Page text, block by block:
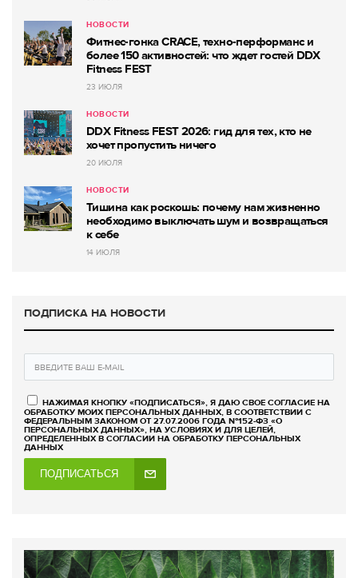
НОВОСТИ
Фитнес-гонка CRACE, техно-перформанс и
более 150 активностей: что ждет гостей DDX
Fitness FEST
23 ИЮЛЯ
НОВОСТИ
DDX Fitness FEST 2026: гид для тех, кто не
хочет пропустить ничего
20 ИЮЛЯ
НОВОСТИ
Тишина как роскошь: почему нам жизненно
необходимо выключать шум и возвращаться
к себе
14 ИЮЛЯ
ПОДПИСКА НА НОВОСТИ
НАЖИМАЯ КНОПКУ «ПОДПИСАТЬСЯ», Я ДАЮ СВОЕ СОГЛАСИЕ НА
ОБРАБОТКУ МОИХ ПЕРСОНАЛЬНЫХ ДАННЫХ, В СООТВЕТСТВИИ С
ФЕДЕРАЛЬНЫМ ЗАКОНОМ ОТ 27.07.2006 ГОДА №152-ФЗ «О
ПЕРСОНАЛЬНЫХ ДАННЫХ», НА УСЛОВИЯХ И ДЛЯ ЦЕЛЕЙ,
ОПРЕДЕЛЕННЫХ В СОГЛАСИИ НА ОБРАБОТКУ ПЕРСОНАЛЬНЫХ
ДАННЫХ
ПОДПИСАТЬСЯ